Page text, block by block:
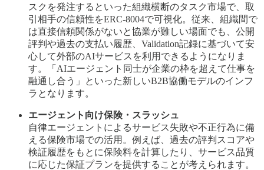
スクを発注するといった組織横断のタスク市場で、取
引相手の信頼性をERC-8004で可視化。従来、組織間で
は直接信頼関係がないと協業が難しい場面でも、公開
評判や過去の支払い履歴、Validation記録に基づいて安
心して外部のAIサービスを利用できるようになりま
す。「AIエージェント同士が企業の枠を超えて仕事を
融通し合う」といった新しいB2B協働モデルのインフ
ラとなります。
エージェント向け保険・スラッシュ
自律エージェントによるサービス失敗や不正行為に備
える保険市場での活用。例えば、過去の評判スコアや
検証履歴をもとに保険料を計算したり、サービス品質
に応じた保証プランを提供することが考えられます。